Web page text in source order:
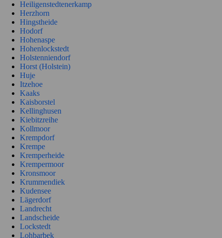
Heiligenstedtenerkamp
Herzhorn
Hingstheide
Hodorf
Hohenaspe
Hohenlockstedt
Holstenniendorf
Horst (Holstein)
Huje
Itzehoe
Kaaks
Kaisborstel
Kellinghusen
Kiebitzreihe
Kollmoor
Krempdorf
Krempe
Kremperheide
Krempermoor
Kronsmoor
Krummendiek
Kudensee
Lägerdorf
Landrecht
Landscheide
Lockstedt
Lohbarbek